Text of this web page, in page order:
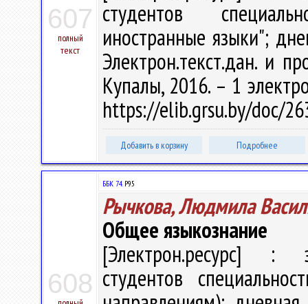
607
полный
текст
студентов
иностранные языки";
Электрон.текст.дан. и
Купалы, 2016. – 1
https://elib.grsu.by/doc/
Добавить в корзину Подробнее
608
ББК 74.Р95
Рычкова, Людмила
Общее языкознание
[Электрон.ресурс] :
студентов